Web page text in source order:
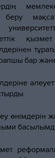
бар
өнімдерін